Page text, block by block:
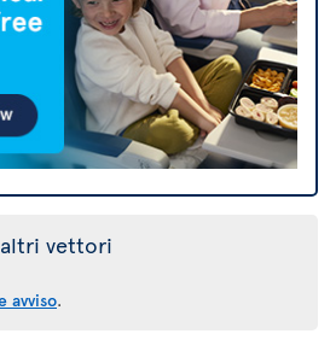
vettori
avviso.